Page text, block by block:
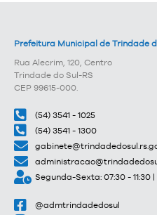
Prefeitura Municipal de Trindade
Rua Alecrim, 120, Centro
Trindade do Sul-RS
CEP 99615-000.
(54) 3541 - 1025
(54) 3541 - 1300
Segunda-Sexta: 07:30 - 11:30 |
@admtrindadedosul